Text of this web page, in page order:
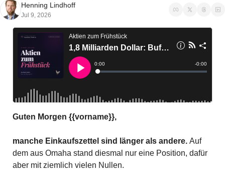
Henning Lindhoff
Jul 9, 2026
Guten Morgen {{vorname}},
manche Einkaufszettel sind länger als andere. Auf
dem aus Omaha stand diesmal nur eine Position, dafür
aber mit ziemlich vielen Nullen.